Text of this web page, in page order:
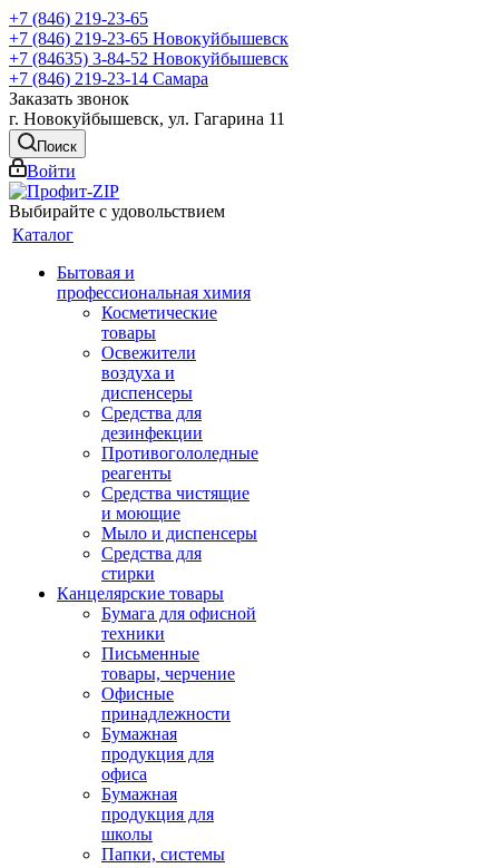
+7 (846) 219-23-65
+7 (846) 219-23-65 Новокуйбышевск
+7 (84635) 3-84-52 Новокуйбышевск
+7 (846) 219-23-14 Самара
Заказать звонок
г. Новокуйбышевск, ул. Гагарина 11
Поиск
Войти
Выбирайте с удовольствием
Каталог
Бытовая и
профессиональная химия
Косметические
товары
Освежители
воздуха и
диспенсеры
Средства для
дезинфекции
Противогололедные
реагенты
Средства чистящие
и моющие
Мыло и диспенсеры
Средства для
стирки
Канцелярские товары
Бумага для офисной
техники
Письменные
товары, черчение
Офисные
принадлежности
Бумажная
продукция для
офиса
Бумажная
продукция для
школы
Папки, системы